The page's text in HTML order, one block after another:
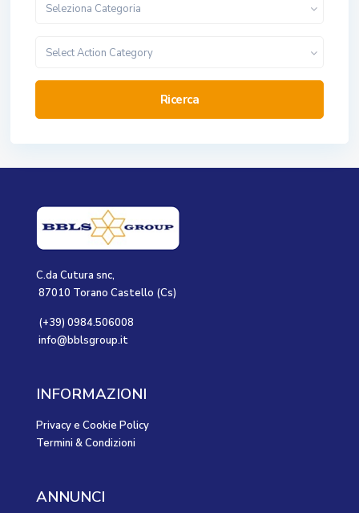
Seleziona Categoria
Select Action Category
Ricerca
C.da Cutura snc,
87010 Torano Castello (Cs)
(+39) 0984.506008
info@bblsgroup.it
INFORMAZIONI
Privacy e Cookie Policy
Termini & Condizioni
ANNUNCI